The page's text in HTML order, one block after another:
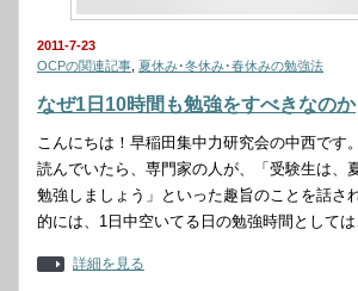
2011-7-23
OCPの関連記事 夏休み･冬休み･春休みの勉強法
なぜ1日10時間も勉強をすべきなのか
こんにちは！早稲田集中力研究会の中西です
読んでいたら、専門家の人が、「受験生は、
勉強しましょう」といった趣旨のことを話さ
的には、1日中空いてる日の勉強時間として
詳細を見る